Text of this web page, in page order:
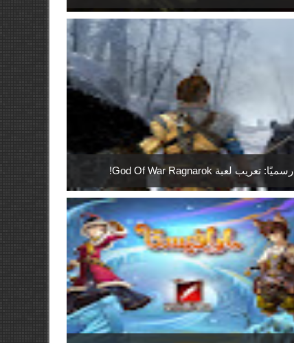
رسميًا: تعريب لعبة God Of War Ragnarok!